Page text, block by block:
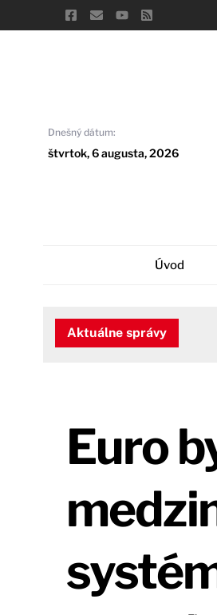
to
Dnešný dátum:
štvrtok, 6 augusta, 2026
Úvod
Aktuálne správy
Euro